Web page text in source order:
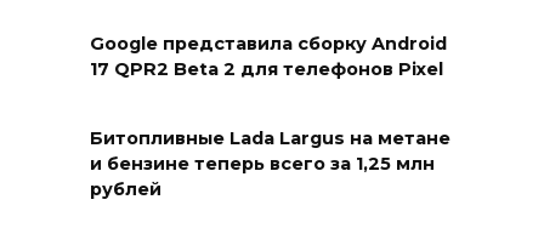
Google представила сборку Android
17 QPR2 Beta 2 для телефонов Pixel
Битопливные Lada Largus на метане
и бензине теперь всего за 1,25 млн
рублей